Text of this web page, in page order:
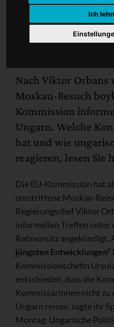
Ich
Nach Viktor
Moskau-Besuch
Kommission
Ungarn. Welche
hat und wie
reagieren, lesen Sie
Die EU-Kommission hat
umstrittene Moskau-
Regierungschef Viktor
informellen Treffen unter
Ratsvorsitz angekündigt.
jüngsten Entwicklungen"
Kommissionschefin
entschieden, dass die
Kommissarinnen nicht zu
Ungarn reisen, sagte ihr
Montag. Ungarische